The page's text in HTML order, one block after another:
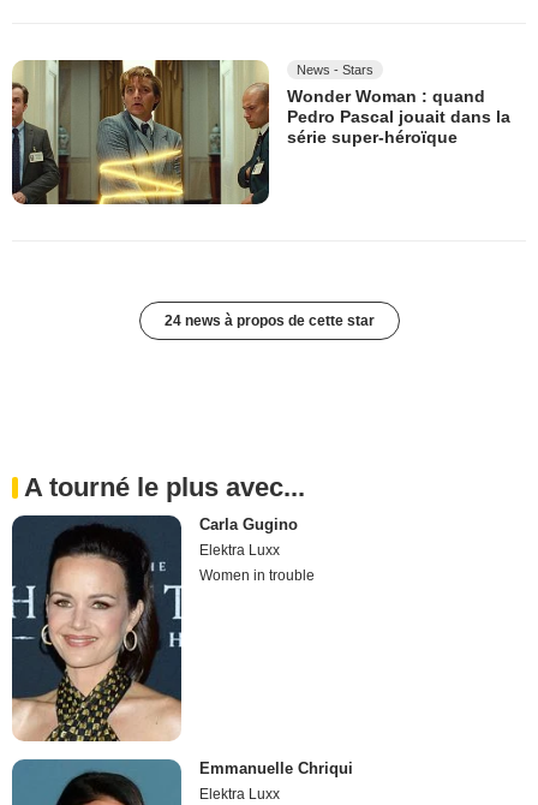
News - Stars
Wonder Woman : quand
Pedro Pascal jouait dans la
série super-héroïque
24 news à propos de cette star
A tourné le plus avec...
Carla Gugino
Elektra Luxx
Women in trouble
Emmanuelle Chriqui
Elektra Luxx